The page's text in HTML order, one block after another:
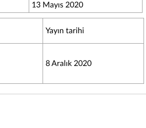
13 Mayıs 2020
Yayın tarihi
8 Aralık 2020